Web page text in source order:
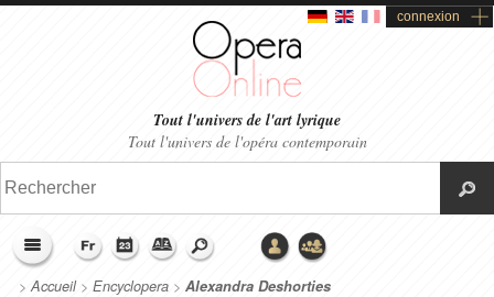
connexion
Tout l'univers de l'art lyrique
Tout l'univers de l'opéra contemporain
>Accueil> Encyclopera > Alexandra Deshorties